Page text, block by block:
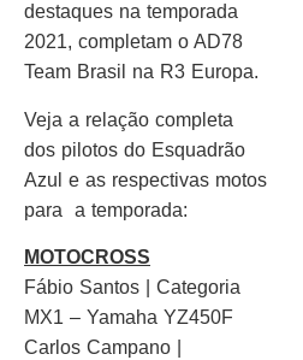
destaques na temporada
2021, completam o AD78
Team Brasil na R3 Europa.
Veja a relação completa
dos pilotos do Esquadrão
Azul e as respectivas motos
para a temporada:
MOTOCROSS
Fábio Santos | Categoria
MX1 – Yamaha YZ450F
Carlos Campano |